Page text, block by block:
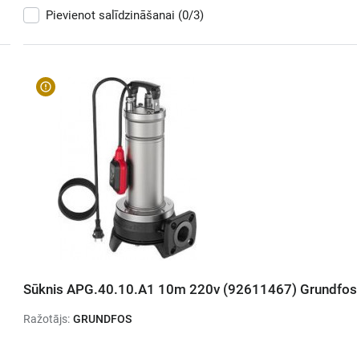
Pievienot salīdzināšanai (0/3)
Sūknis APG.40.10.A1 10m 220v (92611467) Grundfos
Ražotājs: GRUNDFOS